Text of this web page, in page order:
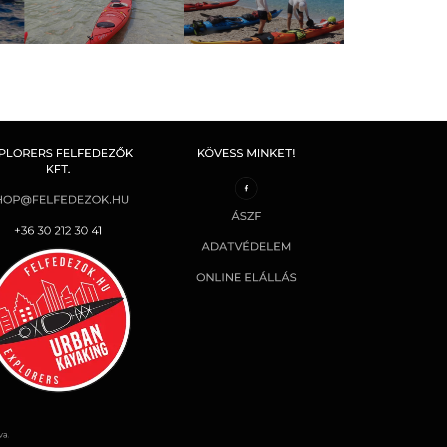
FELFEDEZŐK
KFT.
+36 30 212 30 41
KÖVESS MINKET!
ÁSZF
ADATVÉDELEM
ONLINE ELÁLLÁS